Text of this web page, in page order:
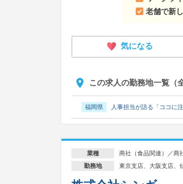
老舗で新
気になる
この求人の勤務地一覧（
福岡県 人事担当が語る「ココに
業種 商社（食品関連）／商
勤務地 東京支店、大阪支店、